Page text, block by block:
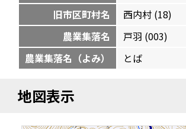
旧市区町村名
西内村 (18)
農業集落名
戸羽 (003)
農業集落名（よみ）
とば
地図表示